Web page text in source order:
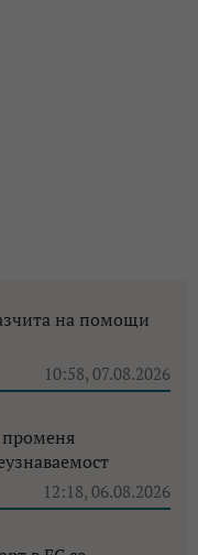
на помощи
10:58, 07.08.2026
променя
12:18, 06.08.2026